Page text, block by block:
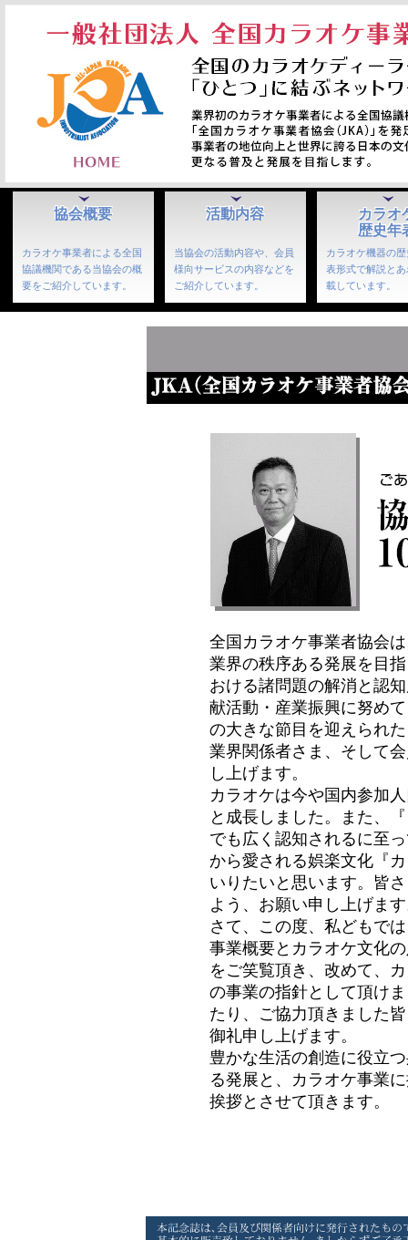
協会概要
カラオケ事業者による全国
協議機関である当協会の概
要をご紹介しています。
活動内容
当協会の活動内容や、会員
様向サービスの内容などを
ご紹介しています。
カラオ
歴史年
カラオケ機器の
表形式で解説と
載しています。
全国カラオケ事業者協会
業界の秩序ある発展を目
おける諸問題の解消と認
献活動・産業振興に努め
の大きな節目を迎えられ
業界関係者さま、そして
し上げます。
カラオケは今や国内参加
と成長しました。また、
でも広く認知されるに至
から愛される娯楽文化『
いりたいと思います。皆
よう、お願い申し上げま
さて、この度、私どもで
事業概要とカラオケ文化
をご笑覧頂き、改めて、
の事業の指針として頂け
たり、ご協力頂きました
御礼申し上げます。
豊かな生活の創造に役立
る発展と、カラオケ事業
挨拶とさせて頂きます。